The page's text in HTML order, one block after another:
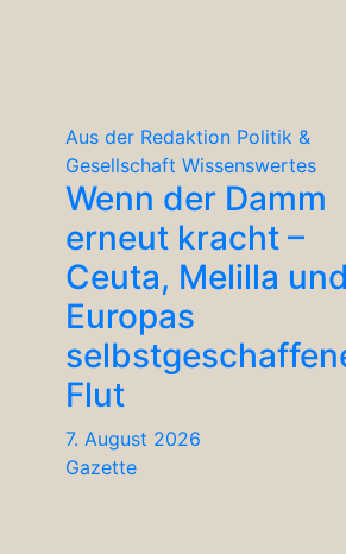
Aus der Redaktion Politik &
Gesellschaft Wissenswertes
Wenn der Damm
erneut kracht –
Ceuta, Melilla und
Europas
Flut
7. August 2026
Gazette